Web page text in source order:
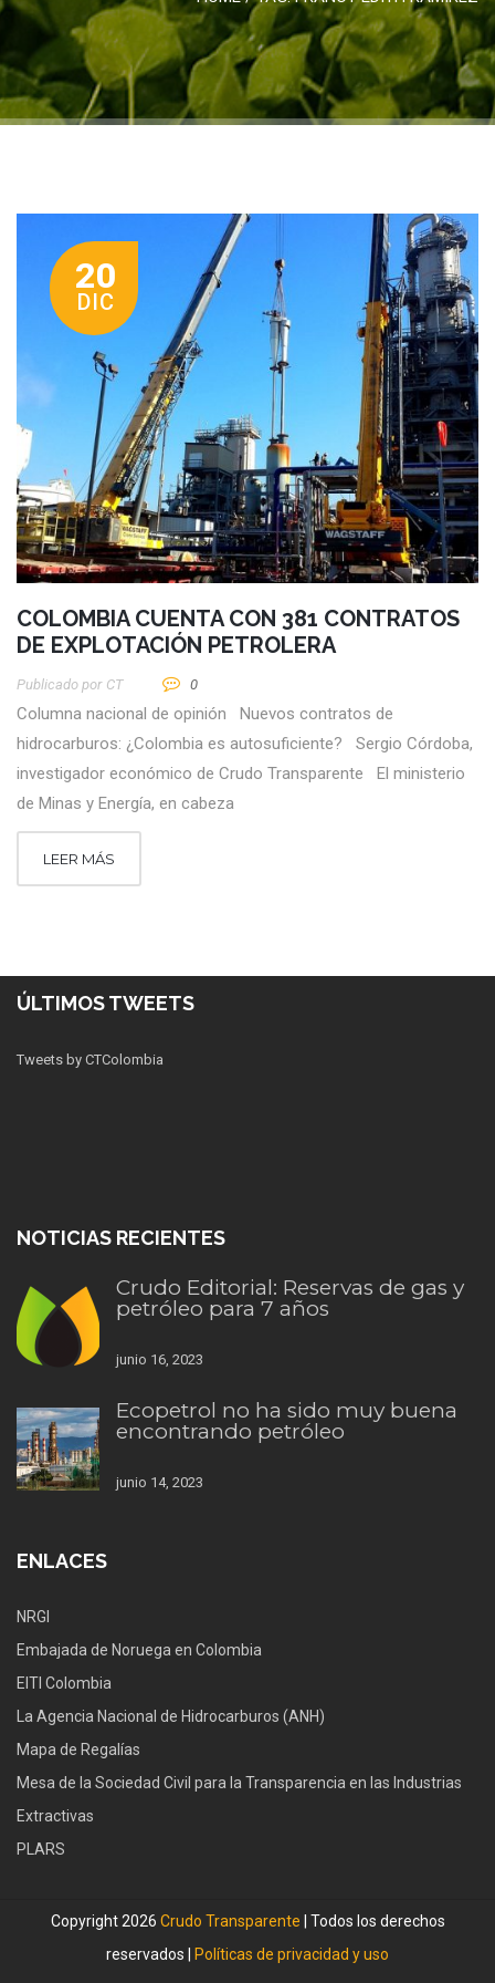
20
DIC
COLOMBIA CUENTA CON 381 CONTRATOS
DE EXPLOTACIÓN PETROLERA
Publicado por CT 0
Columna nacional de opinión Nuevos contratos de
hidrocarburos: ¿Colombia es autosuficiente? Sergio Córdoba,
investigador económico de Crudo Transparente El ministerio
de Minas y Energía, en cabeza
LEER MÁS
ÚLTIMOS TWEETS
Tweets by CTColombia
NOTICIAS RECIENTES
Crudo Editorial: Reservas de gas y
petróleo para 7 años
junio 16, 2023
Ecopetrol no ha sido muy buena
encontrando petróleo
junio 14, 2023
ENLACES
NRGI
Embajada de Noruega en Colombia
EITI Colombia
La Agencia Nacional de Hidrocarburos (ANH)
Mapa de Regalías
Mesa de la Sociedad Civil para la Transparencia en las Industrias
Extractivas
PLARS
Copyright 2026 Crudo Transparente | Todos los derechos
reservados |
Políticas de privacidad y uso